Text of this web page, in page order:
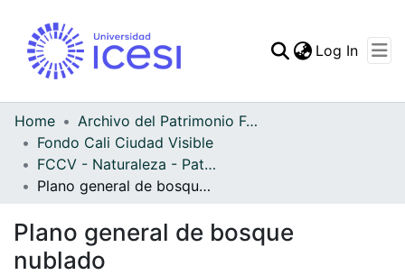
Log In
Home
Archivo del Patrimonio Fotográfico y Fílmico del Valle del Cauca
Fondo Cali Ciudad Visible
FCCV - Naturaleza - Patrimonial
Plano general de bosque nublado
Plano general de bosque
nublado